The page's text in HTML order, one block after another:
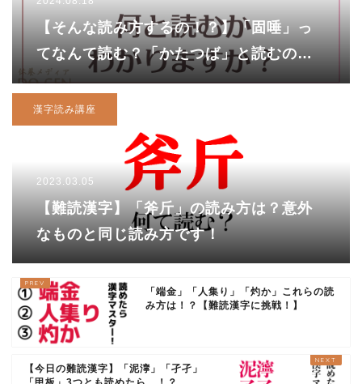
【そんな読み方するの！？】「固唾」っ
てなんて読む？「かたつば」と読むのは
惜しいですよ！
漢字読み講座
2023.03.05
【難読漢字】「斧斤」の読み方は？意外
なものと同じ読み方です！
「端金」「人集り」「灼か」これらの読
み方は！？【難読漢字に挑戦！】
【今日の難読漢字】「泥濘」「孑孑」